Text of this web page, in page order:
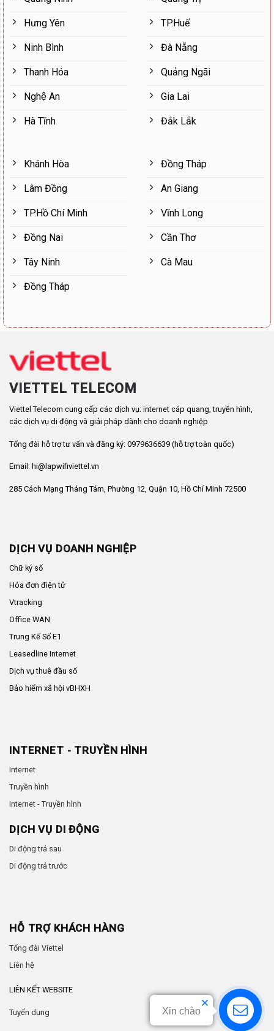
Hưng Yên
Ninh Bình
Thanh Hóa
Nghệ An
Hà Tĩnh
TP.Huế
Đà Nẵng
Quảng Ngãi
Gia Lai
Đắk Lắk
Khánh Hòa
Lâm Đồng
TP.Hồ Chí Minh
Đồng Nai
Tây Ninh
Đồng Tháp
Đồng Tháp
An Giang
Vĩnh Long
Cần Thơ
Cà Mau
VIETTEL TELECOM
Viettel Telecom cung cấp các dịch vụ: internet cáp quang, truyền hình,
các dịch vụ di động và giải pháp dành cho doanh nghiệp
Tổng đài hỗ trợ tư vấn và đăng ký: 0979636639 (hỗ trợ toàn quốc)
Email: hi@lapwifiviettel.vn
285 Cách Mạng Tháng Tám, Phường 12, Quận 10, Hồ Chí Minh 72500
DỊCH VỤ DOANH NGHIỆP
Chữ ký số
Hóa đơn điện tử
Vtracking
Office WAN
Trung Kế Số E1
Leasedline Internet
Dịch vụ thuê đầu số
Bảo hiểm xã hội vBHXH
INTERNET - TRUYỀN HÌNH
Internet
Truyền hình
Internet - Truyền hình
DỊCH VỤ DI ĐỘNG
Di động trả sau
Di động trả trước
HỖ TRỢ KHÁCH HÀNG
Tổng đài Viettel
Liên hệ
LIÊN KẾT WEBSITE
Tuyển dụng Xin chào